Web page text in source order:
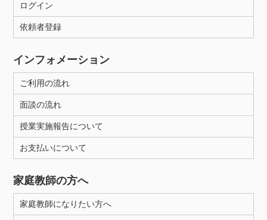
ログイン
依頼者登録
インフォメーション
ご利用の流れ
面談の流れ
授業実施報告について
お支払いについて
家庭教師の方へ
家庭教師になりたい方へ